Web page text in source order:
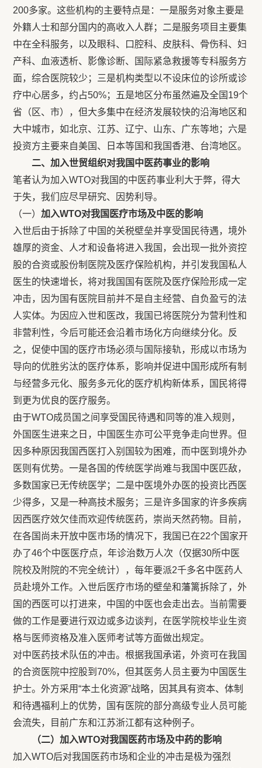
200多家。这些机构的主要特点是：一是服务对象主要是
外籍人士和部分国内的高收入人群；二是服务项目主要集
中在全科服务，以及眼科、口腔科、皮肤科、骨伤科、妇
产科、血液透析、影像诊断、国际紧急救援等专科服务方
面，综合医院较少；三是机构类型以不设床位的诊所或诊
疗中心居多，约占50%；五是地区分布虽然遍及全国19个
省（区、市），但大多集中在经济发展较快的沿海地区和
大中城市，如北京、江苏、辽宁、山东、广东等地；六是
投资方主要来自美国、日本等国和我国香港、台湾地区。
二、加入世贸组织对我国中医药事业的影响
笔者认为加入WTO对我国的中医药事业利大于弊，得大
于失，我们应尽早研究、因势利导。
（一）加入WTO对我国医疗市场及中医的影响
入世后由于拆除了中国的关税壁垒并享受国民待遇，境外
雄厚的资金、人才和设备将进入我国，会出现一批外资控
股的合资或股份制医院及医疗保险机构，并引发我国私人
医生的快速增长，将对我国国有医院及医疗保险形成一定
冲击，因为国有医院目前并不是自主经营、自负盈亏的法
人实体。为因应入世和医改，我国已将医院分为营利性和
非营利性，今后可能还会沿着市场化方向继续分化。反
之，促使中国的医疗市场必须与国际接轨，形成以市场为
导向的优胜劣汰的医疗体系，影响并促进中国形成所有制
与经营多元化、服务多元化的医疗机构新体系，国民将得
到更为优良的医疗服务。
由于WTO成员国之间享受国民待遇和同等的准入规则，
外国医生进来之日，中国医生亦可公平竞争走向世界。但
因多种原因我国西医打入别国较为困难，而中医到境外办
医则有优势。一是各国的传统医学尚难与我国中医匹敌，
多数国家已无传统医学；二是中医境外办医的投资比西医
少得多，又是一种高技术服务；三是许多国家的许多疾病
因西医疗效欠佳而欢迎传统医药，崇尚天然药物。目前，
在各国尚未开放中医市场的情况下，我国已在22个国家开
办了46个中医医疗点，年诊治数万人次（仅据30所中医
院校及附院的不完全统计），每年要派2千多名中医药人
员赴境外工作。入世后医疗市场的壁垒和藩篱拆除了，外
国的西医可以打进来，中国的中医也会走出去。当前需要
做的工作是要进行双边或多边谈判，在医学院校毕业生资
格与医师资格及准入医师考试等方面做出规定。
对中医药技术队伍的冲击。根据我国承诺，外资可在我国
的合资医院中控股到70%，但其医务人员主要为中国医生
护士。外方采用“本土化资源”战略，因其具有资本、体制
和待遇福利上的优势，国有医院的部分高级专业人员可能
会流失，目前广东和江苏浙江都有这种例子。
（二）加入WTO对我国医药市场及中药的影响
加入WTO后对我国医药市场和企业的冲击是极为强烈